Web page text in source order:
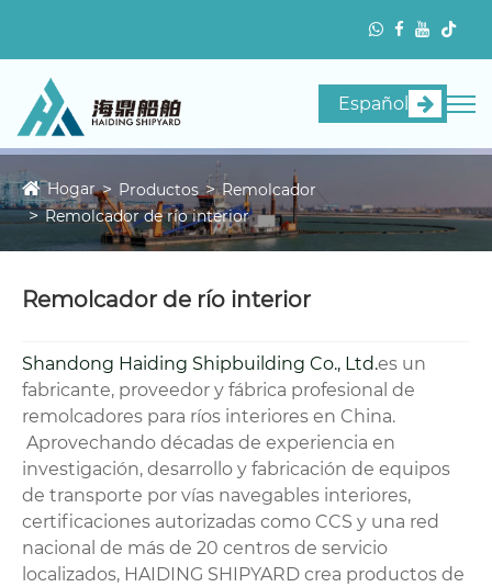
Español
Hogar Productos
Remolcador
Remolcador de río interior
Remolcador de río interior
Shandong Haiding Shipbuilding Co., Ltd.es un
fabricante, proveedor y fábrica profesional de
remolcadores para ríos interiores en China.
Aprovechando décadas de experiencia en
investigación, desarrollo y fabricación de equipos
de transporte por vías navegables interiores,
certificaciones autorizadas como CCS y una red
nacional de más de 20 centros de servicio
localizados, HAIDING SHIPYARD crea productos de